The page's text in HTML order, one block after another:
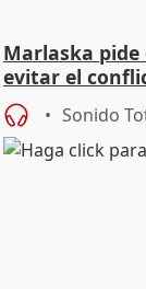
Marlaska
evitar el
Sonido